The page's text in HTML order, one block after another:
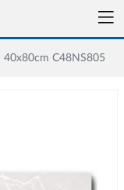
40x80cm C48NS805